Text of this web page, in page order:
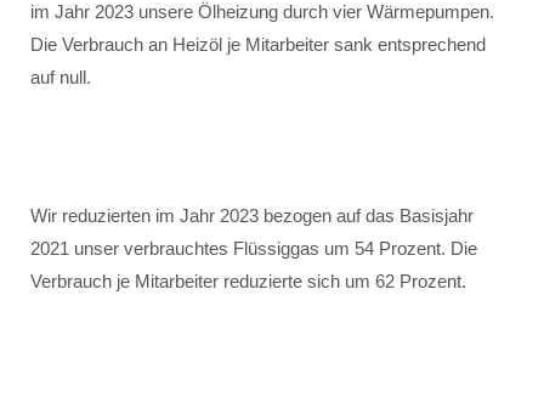
im Jahr 2023 unsere Ölheizung durch vier Wärmepumpen.
Die Verbrauch an Heizöl je Mitarbeiter sank entsprechend
auf null.
Wir reduzierten im Jahr 2023 bezogen auf das Basisjahr
2021 unser verbrauchtes Flüssiggas um 54 Prozent. Die
Verbrauch je Mitarbeiter reduzierte sich um 62 Prozent.